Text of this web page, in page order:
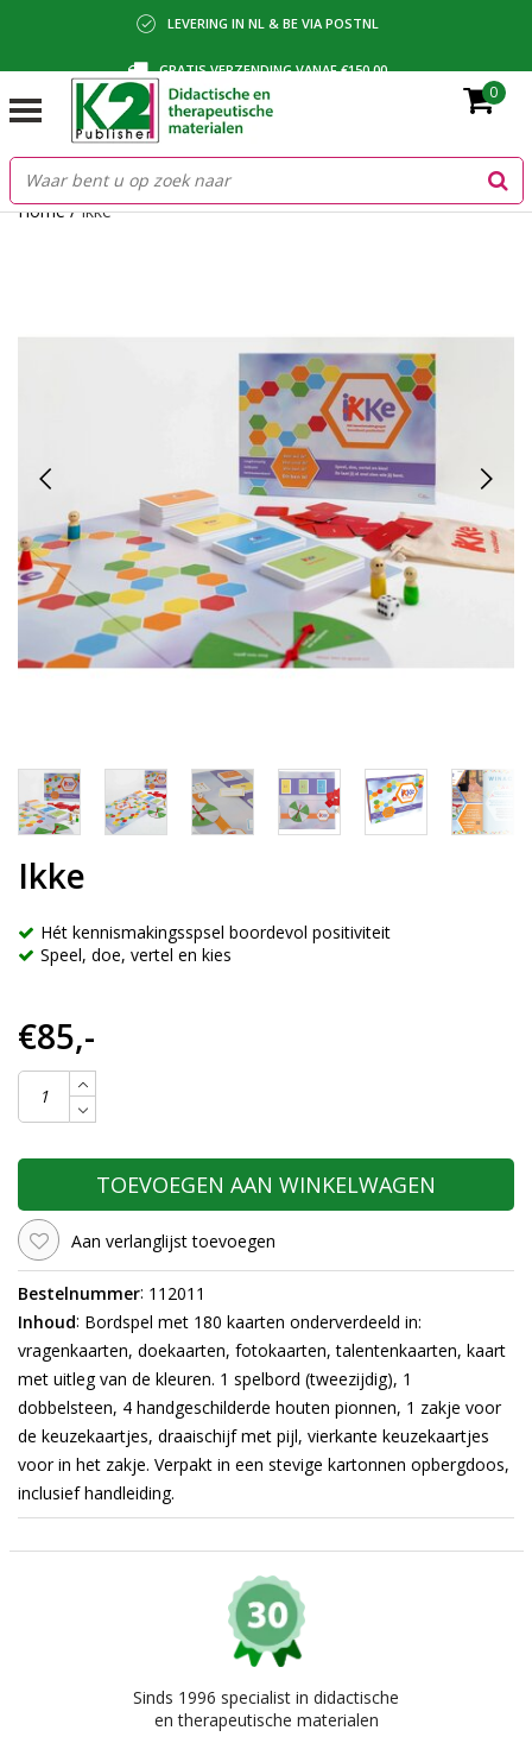
LEVERING IN NL & BE VIA POSTNL
GRATIS VERZENDING VANAF €150,00
BETALING VIA IDEAL, BANCONTACT OF FACTUUR
0
Home/Ikke
Ikke
Hét kennismakingsspsel boordevol positiviteit
Speel, doe, vertel en kies
€85,-
TOEVOEGEN AAN WINKELWAGEN
Aan verlanglijst toevoegen
Bestelnummer: 112011
Inhoud: Bordspel met 180 kaarten onderverdeeld in:
vragenkaarten, doekaarten, fotokaarten, talentenkaarten, kaart
met uitleg van de kleuren. 1 spelbord (tweezijdig), 1
dobbelsteen, 4 handgeschilderde houten pionnen, 1 zakje voor
de keuzekaartjes, draaischijf met pijl, vierkante keuzekaartjes
voor in het zakje. Verpakt in een stevige kartonnen opbergdoos,
inclusief handleiding.
Sinds 1996 specialist in didactische
en therapeutische materialen